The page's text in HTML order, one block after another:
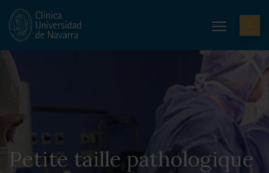
Petite taille pathologique